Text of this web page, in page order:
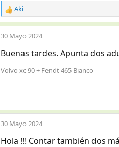
R
e
c
c
i
o
Aki
30 Mayo 2024
Buenas tardes. Apunta dos
Volvo xc 90 + Fendt 465 Bianco
30 Mayo 2024
Hola !!! Contar también dos